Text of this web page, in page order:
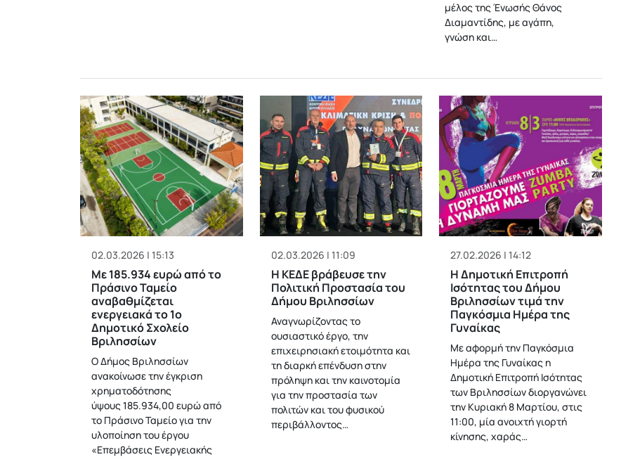
μέλος της Ένωσής Θάνος
Διαμαντίδης, με αγάπη,
γνώση και…
02.03.2026 | 15:13
Με 185.934 ευρώ από το
Πράσινο Ταμείο
αναβαθμίζεται
ενεργειακά το 1ο
Δημοτικό Σχολείο
Βριλησσίων
Ο Δήμος Βριλησσίων
ανακοίνωσε την έγκριση
χρηματοδότησης
ύψους 185.934,00 ευρώ από
το Πράσινο Ταμείο για την
υλοποίηση του έργου
«Επεμβάσεις Ενεργειακής
02.03.2026 | 11:09
Η KEΔΕ βράβευσε την
Πολιτική Προστασία του
Δήμου Βριλησσίων
Αναγνωρίζοντας το
ουσιαστικό έργο, την
επιχειρησιακή ετοιμότητα και
τη διαρκή επένδυση στην
πρόληψη και την καινοτομία
για την προστασία των
πολιτών και του φυσικού
περιβάλλοντος…
27.02.2026 | 14:12
Η Δημοτική Επιτροπή
Ισότητας του Δήμου
Βριλησσίων τιμά την
Παγκόσμια Ημέρα της
Γυναίκας
Με αφορμή την Παγκόσμια
Ημέρα της Γυναίκας η
Δημοτική Επιτροπή Ισότητας
των Βριλησσίων διοργανώνει
την Κυριακή 8 Μαρτίου, στις
11:00, μία ανοιχτή γιορτή
κίνησης, χαράς…